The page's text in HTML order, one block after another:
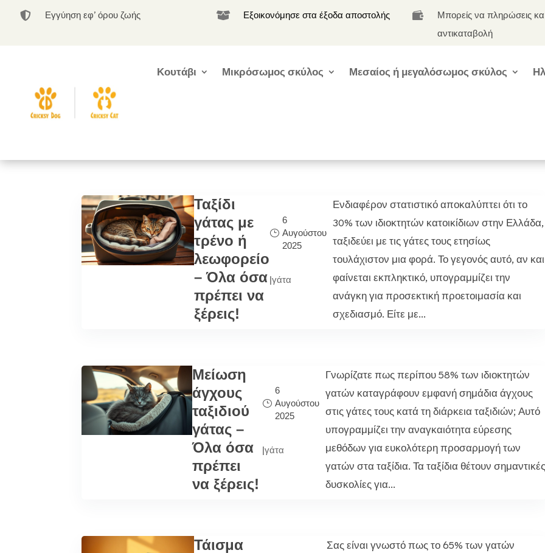
 Εγγύηση εφ’ όρου ζωής  Εξοικονόμησε στα έξοδα αποστολής 
Μπορείς να πληρώσεις
αντικαταβολή
Κουτάβι Μικρόσωμος σκύλος Μεσαίος ή μεγαλόσωμος σκύλος
Ταξίδι
γάτας με
τρένο ή
λεωφορείο
– Όλα όσα
πρέπει να
ξέρεις!
6
Αυγούστου
2025
|γάτα
Ενδιαφέρον στατιστικό αποκαλύπτει ότι το
30% των ιδιοκτητών κατοικίδιων στην Ελλάδα,
ταξιδεύει με τις γάτες τους ετησίως
τουλάχιστον μια φορά. Το γεγονός αυτό, αν και
φαίνεται εκπληκτικό, υπογραμμίζει την
ανάγκη για προσεκτική προετοιμασία και
σχεδιασμό. Είτε με...
Μείωση
άγχους
ταξιδιού
γάτας –
Όλα όσα
πρέπει
να ξέρεις!
6
Αυγούστου
2025
|γάτα
Γνωρίζατε πως περίπου 58% των ιδιοκτητών
γατών καταγράφουν εμφανή σημάδια άγχους
στις γάτες τους κατά τη διάρκεια ταξιδιών; Αυτό
υπογραμμίζει την αναγκαιότητα εύρεσης
μεθόδων για ευκολότερη προσαρμογή των
γατών στα ταξίδια. Τα ταξίδια θέτουν σημαντικές
δυσκολίες για...
Τάισμα
Σας είναι γνωστό πως το 65% των γατών